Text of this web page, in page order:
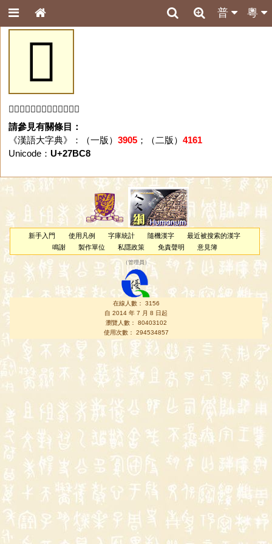
粵
普
𧯈
「𧯈」字未收錄於本資料庫。
請參見有關條目：
《漢語大字典》：（一版） 3905；（二版） 4161
Unicode： U+27BC8
新手入門 使用凡例 字庫統計 隨機漢字
最近被搜索的漢字
鳴謝
製作單位 私隱政策 免責聲明 意見簿
（管理員 ）
在線人數： 3156
自 2014 年 7 月 8 日起
瀏覽人數： 80403102
使用次數： 294534857